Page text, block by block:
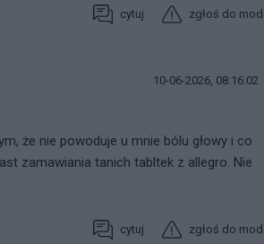
cytuj zgłoś do
10-06-2026, 08:16:02
że nie powoduje u mnie bólu głowy i co
zamawiania tanich tabltek z allegro. Nie
cytuj zgłoś do